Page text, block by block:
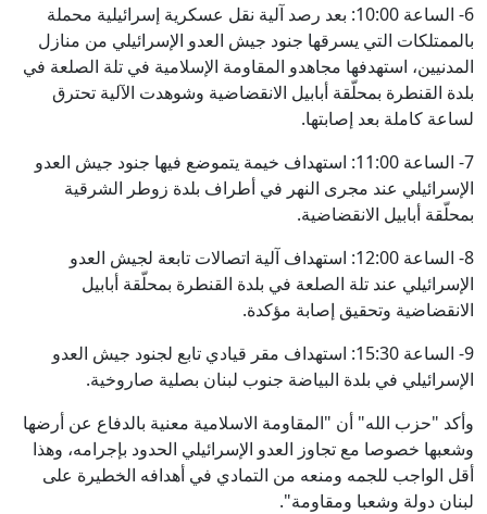
6- الساعة 10:00: بعد رصد آلية نقل عسكرية إسرائيلية محملة
بالممتلكات التي يسرقها جنود جيش العدو الإسرائيلي من منازل
المدنيين، استهدفها مجاهدو المقاومة الإسلامية في تلة الصلعة في
بلدة القنطرة بمحلّقة أبابيل الانقضاضية وشوهدت الآلية تحترق
لساعة كاملة بعد إصابتها.
7- الساعة 11:00: استهداف خيمة يتموضع فيها جنود جيش العدو
الإسرائيلي عند مجرى النهر في أطراف بلدة زوطر الشرقية
بمحلّقة أبابيل الانقضاضية.
8- الساعة 12:00: استهداف آلية اتصالات تابعة لجيش العدو
الإسرائيلي عند تلة الصلعة في بلدة القنطرة بمحلّقة أبابيل
الانقضاضية وتحقيق إصابة مؤكدة.
9- الساعة 15:30: استهداف مقر قيادي تابع لجنود جيش العدو
الإسرائيلي في بلدة البياضة جنوب لبنان بصلية صاروخية.
وأكد "حزب الله" أن "المقاومة الاسلامية معنية بالدفاع عن أرضها
وشعبها خصوصا مع تجاوز العدو الإسرائيلي الحدود بإجرامه، وهذا
أقل الواجب للجمه ومنعه من التمادي في أهدافه الخطيرة على
لبنان دولة وشعبا ومقاومة".